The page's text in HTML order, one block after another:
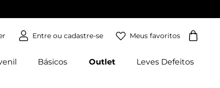
Meus favoritos
Básicos Outlet Leves Defeitos